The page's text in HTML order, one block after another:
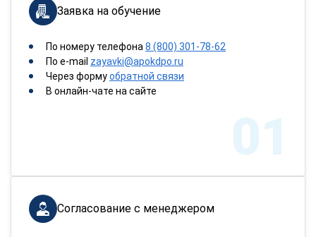
Заявка на обучение
По номеру телефона 8 (800) 301-78-62
По e-mail zayavki@apokdpo.ru
Через формуобратной связи
В онлайн-чате на сайте
01
Согласование с менеджером